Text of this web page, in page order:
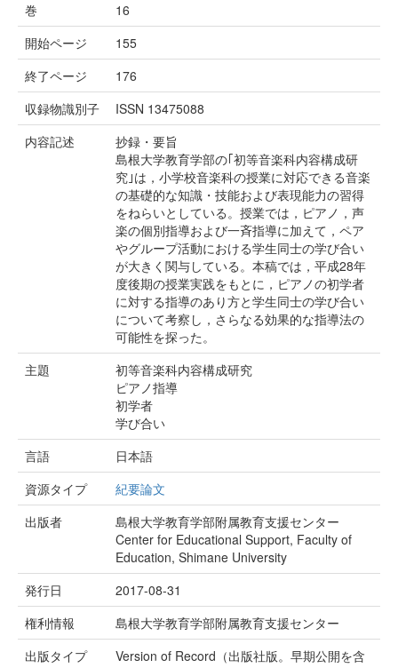
巻
16
開始ページ
155
終了ページ
176
収録物識別子
ISSN 13475088
内容記述
抄録・要旨
島根大学教育学部の｢初等音楽科内容構成研
究｣は，小学校音楽科の授業に対応できる音楽
の基礎的な知識・技能および表現能力の習得
をねらいとしている。授業では，ピアノ，声
楽の個別指導および一斉指導に加えて，ペア
やグループ活動における学生同士の学び合い
が大きく関与している。本稿では，平成28年
度後期の授業実践をもとに，ピアノの初学者
に対する指導のあり方と学生同士の学び合い
について考察し，さらなる効果的な指導法の
可能性を探った。
主題
初等音楽科内容構成研究
ピアノ指導
初学者
学び合い
言語
日本語
資源タイプ
紀要論文
出版者
島根大学教育学部附属教育支援センター
Center for Educational Support, Faculty of
Education, Shimane University
発行日
2017-08-31
権利情報
島根大学教育学部附属教育支援センター
出版タイプ
Version of Record（出版社版。早期公開を含